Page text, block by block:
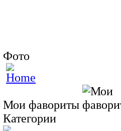
Фото
Мои фавориты
Категории